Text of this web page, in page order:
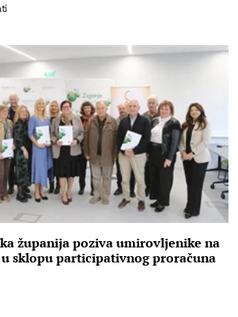
županija poziva umirovljenike na
sklopu participativnog proračuna